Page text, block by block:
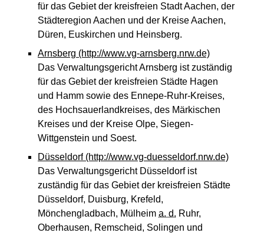
für das Gebiet der kreisfreien Stadt Aachen, der
Städteregion Aachen und der Kreise Aachen,
Düren, Euskirchen und Heinsberg.
Arnsberg (http://www.vg-arnsberg.nrw.de)
Das Verwaltungsgericht Arnsberg ist zuständig
für das Gebiet der kreisfreien Städte Hagen
und Hamm sowie des Ennepe-Ruhr-Kreises,
des Hochsauerlandkreises, des Märkischen
Kreises und der Kreise Olpe, Siegen-
Wittgenstein und Soest.
Düsseldorf (http://www.vg-duesseldorf.nrw.de)
Das Verwaltungsgericht Düsseldorf ist
zuständig für das Gebiet der kreisfreien Städte
Düsseldorf, Duisburg, Krefeld,
Mönchengladbach, Mülheim a. d. Ruhr,
Oberhausen, Remscheid, Solingen und